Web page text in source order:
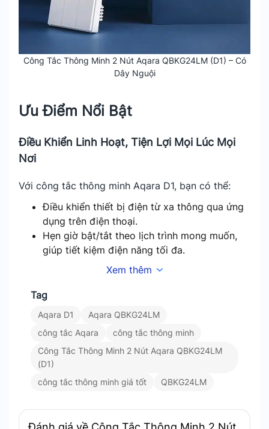
Công Tắc Thông Minh 2 Nút Aqara QBKG24LM (D1) – Có
Dây Nguội
Ưu Điểm Nổi Bật
Điều Khiển Linh Hoạt, Tiện Lợi Mọi Lúc Mọi
Nơi
Với công tắc thông minh Aqara D1, bạn có thể:
Điều khiển thiết bị điện từ xa thông qua ứng
dụng trên điện thoại.
Hẹn giờ bật/tắt theo lịch trình mong muốn,
giúp tiết kiệm điện năng tối đa.
Điều khiển bằng giọng nói qua trợ lý ảo
Alexa.
Dù ở bất cứ đâu, bạn vẫn có thể kiểm soát các
thiết bị trong nhà một cách nhanh chóng và dễ
Tích Hợp Hoàn Hảo Với Hệ Sinh Thái Nhà
Thông Minh
Công tắc Aqara QBKG24LM (D1) hỗ trợ giao thức
Zigbee 3.0. Đảm bảo tốc độ kết nối nhanh và ổn
Xem thêm
Tag
Aqara D1
Aqara QBKG24LM
công tắc Aqara
công tắc thông minh
Công Tắc Thông Minh 2 Nút Aqara QBKG24LM
(D1)
công tắc thông minh giá tốt
QBKG24LM